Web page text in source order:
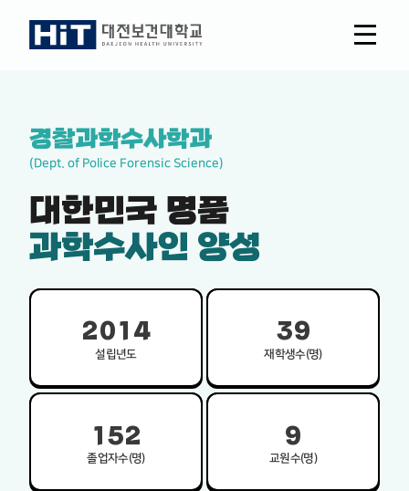
경찰과학수사학과
(Dept. of Police Forensic Science)
대한민국 명품
과학수사인 양성
201 4
설립년도
39
재학생수(명)
1 52
졸업자수(명)
9
교원수(명)